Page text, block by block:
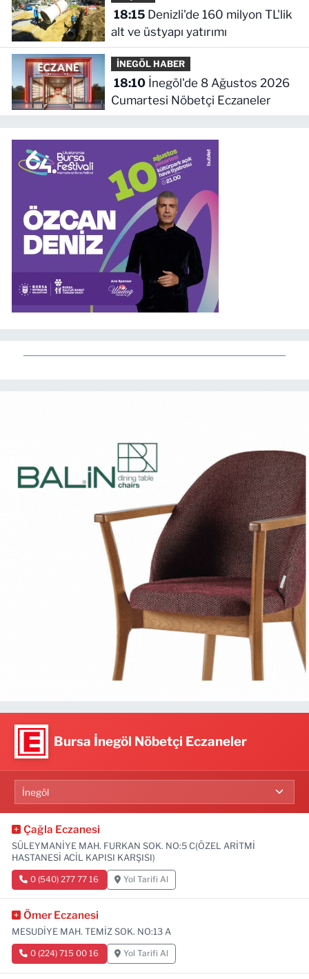
18:15Denizli'de 160 milyon TL'lik
alt ve üstyapı yatırımı
İNEGÖL HABER
18:10İnegöl'de 8 Ağustos 2026
Cumartesi Nöbetçi Eczaneler
Bursa İnegöl Nöbetçi Eczaneler
Çağla Eczanesi
SÜLEYMANİYE MAH. FURKAN SOK. NO:5 C(ÖZEL ARİTMİ
HASTANESİ ACİL KAPISI KARŞISI)
0 (540) 277 77 16 Yol Tarifi Al
Ömer Eczanesi
MESUDİYE MAH. TEMİZ SOK. NO:13 A
0 (224) 715 00 16 Yol Tarifi Al